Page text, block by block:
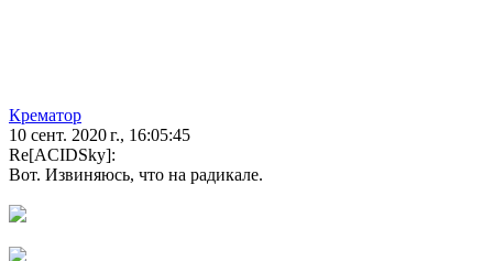
Крематор
10 сент. 2020 г., 16:05:45
Re[ACIDSky]:
Вот. Извиняюсь, что на радикале.